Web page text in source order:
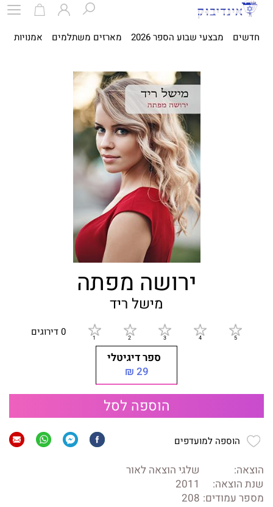
חדשים מבצעי שבוע הספר 2026 מארזים משתלמים אמנויות
ירושה מפתה
מישל ריד
0 דירוגים
ספר דיגיטלי
29 ₪
הוספה לסל
הוספה למועדפים
הוצאה:
שלגי הוצאה לאור
שנת הוצאה:
2011
מספר עמודים: 208